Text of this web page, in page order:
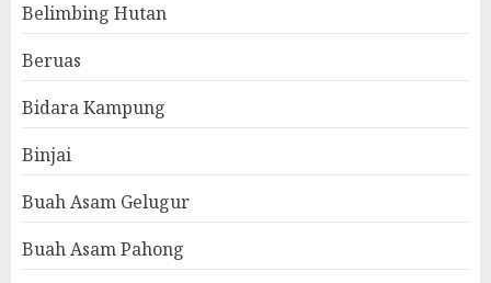
Belimbing Hutan
Beruas
Bidara Kampung
Binjai
Buah Asam Gelugur
Buah Asam Pahong